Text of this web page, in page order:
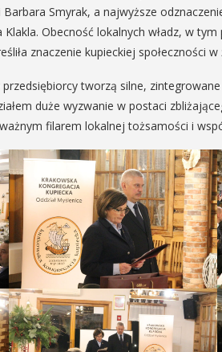
Barbara Smyrak, a najwyższe
Obecność lokalnych władz, w tym
znaczenie kupieckiej społeczności
tworzą silne,
duże wyzwanie w postaci
filarem lokalnej tożsamości i
06 MAJ
17:00